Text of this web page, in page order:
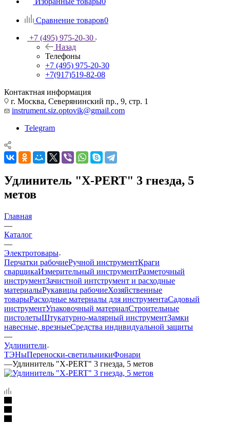
Сравнение товаров0
+7 (495) 975-20-30
Назад
Телефоны
+7 (495) 975-20-30
+7(917)519-82-08
Контактная информация
г. Москва, Северянинский пр., 9, стр. 1
instrument.siz.optovik@gmail.com
Telegram
Удлинитель "X-PERT" 3 гнезда, 5
метов
Главная
—
Каталог
—
Электротовары
Перчатки рабочиеРучной инструментКраги
сварщикаИзмерительный инструментРазметочный
инструментЗачистной интструмент и расходные
материалыРукавицы рабочиеХозяйственные
товарыРасходные материалы для инструментаСадовый
инструментУпаковочный материалСтроительные
пистолетыШтукатурно-малярный инструментЗамки
навесные, врезныеСредства индивидуальной защиты
—
Удлинители
ТЭНыПереноски-светильникиФонари
—Удлинитель "X-PERT" 3 гнезда, 5 метов